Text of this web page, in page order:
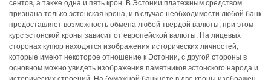
признана только эстонская крона, и в случае необходимости любой банк
предоставляет возможность обмена любой твердой валюты, при этом
курс эстонской кроны зависит от европейской валюты. На лицевых
сторонах купюр находятся изображения исторических личностей,
которые имеют некоторое отношение к Эстонии, с другой стороны в
основном можно увидеть изображения памятников эстонского народа и
исторических строений. На бумажной банкноте в две кроны изображен